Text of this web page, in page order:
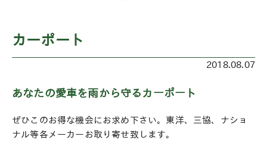
カーポート
2018.08.07
あなたの愛車を雨から守るカーポート
ぜひこのお得な機会にお求め下さい。東洋、三協、ナショ
ナル等各メーカーお取り寄せ致します。